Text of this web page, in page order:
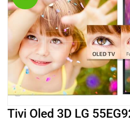
Tivi Oled 3D LG